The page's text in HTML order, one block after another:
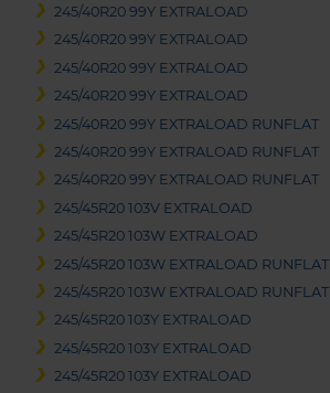
245/40R20 99Y EXTRALOAD
245/40R20 99Y EXTRALOAD
245/40R20 99Y EXTRALOAD
245/40R20 99Y EXTRALOAD
245/40R20 99Y EXTRALOAD RUNFLAT
245/40R20 99Y EXTRALOAD RUNFLAT
245/40R20 99Y EXTRALOAD RUNFLAT
245/45R20 103V EXTRALOAD
245/45R20 103W EXTRALOAD
245/45R20 103W EXTRALOAD RUNFLAT
245/45R20 103W EXTRALOAD RUNFLAT
245/45R20 103Y EXTRALOAD
245/45R20 103Y EXTRALOAD
245/45R20 103Y EXTRALOAD